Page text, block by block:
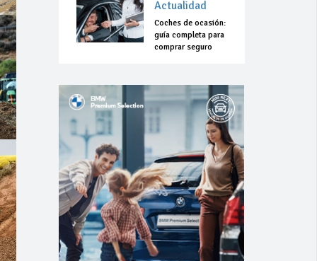
Actualidad
Coches de ocasión:
guía completa para
comprar seguro